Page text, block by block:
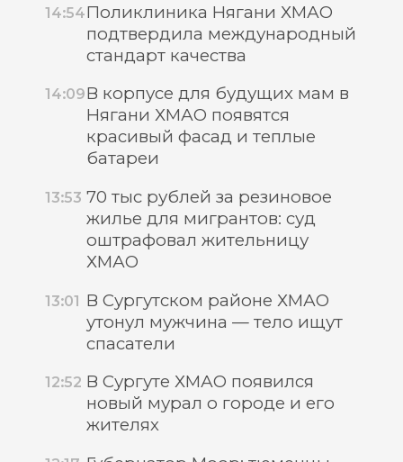
14:54Поликлиника Нягани ХМАО
подтвердила международный
стандарт качества
14:09В корпусе для будущих мам в
Нягани ХМАО появятся
красивый фасад и теплые
батареи
13:53 70 тыс рублей за резиновое
жилье для мигрантов: суд
оштрафовал жительницу
ХМАО
13:01 В Сургутском районе ХМАО
утонул мужчина — тело ищут
спасатели
12:52 В Сургуте ХМАО появился
новый мурал о городе и его
жителях